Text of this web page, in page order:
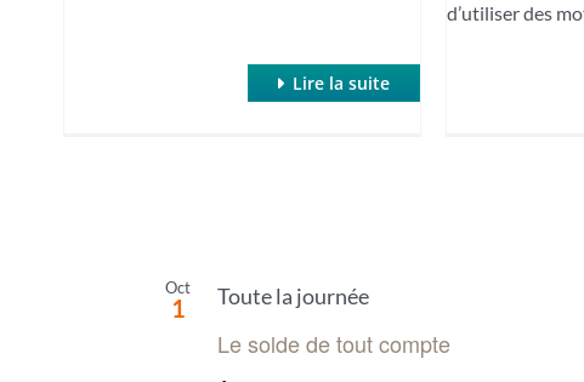
Lire la suite
d’utiliser des
Oct
1 Toute la journée
Le solde de tout compte